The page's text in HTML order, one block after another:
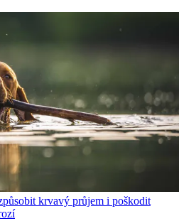
krvavý průjem i poškodit